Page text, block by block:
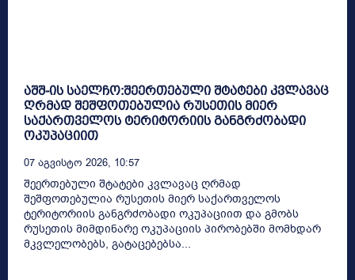
აშშ-ის საელჩო:შეერთებული შტატები კვლავაც
ღრმად შეშფოთებულია რუსეთის მიერ
საქართველოს ტერიტორიის განგრძობადი
ოკუპაციით
07 Აგვისტო 2026, 10:57
შეერთებული შტატები კვლავაც ღრმად
შეშფოთებულია რუსეთის მიერ საქართველოს
ტერიტორიის განგრძობადი ოკუპაციით და გმობს
რუსეთის მიმდინარე ოკუპაციის პირობებში მომხდარ
მკვლელობებს, გატაცებებსა...